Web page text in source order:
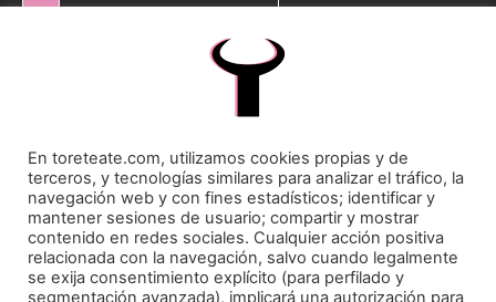
Toreteate Ⓒ 2023. Todos los derechos reservados
Diseñado porWelow Marketing
Prohibida la reproducción y utilización total o parcial, por cualquier medio, sin autorización
expresa por escrito.
En toreteate.com, utilizamos cookies propias y de
terceros, y tecnologías similares para analizar el tráfico, la
navegación web y con fines estadísticos; identificar y
mantener sesiones de usuario; compartir y mostrar
contenido en redes sociales. Cualquier acción positiva
relacionada con la navegación, salvo cuando legalmente
se exija consentimiento explícito (para perfilado y
segmentación avanzada), implicará una autorización para